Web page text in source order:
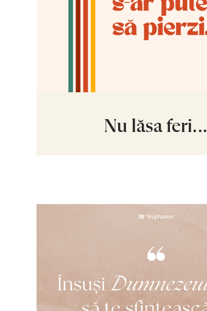
Nu lăsa feri...